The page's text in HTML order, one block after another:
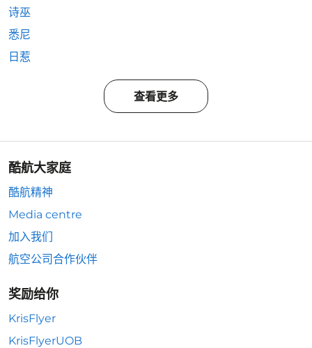
诗巫
悉尼
日惹
查看更多
酷航大家庭
酷航精神
Media centre
加入我们
航空公司合作伙伴
奖励给你
KrisFlyer
KrisFlyerUOB